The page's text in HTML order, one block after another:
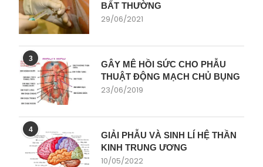
BẤT THƯỜNG
29/06/2021
3
GÂY MÊ HỒI SỨC CHO PHẪU
THUẬT ĐỘNG MẠCH CHỦ BỤNG
23/06/2019
4
GIẢI PHẪU VÀ SINH LÍ HỆ THẦN
KINH TRUNG ƯƠNG
10/05/2022